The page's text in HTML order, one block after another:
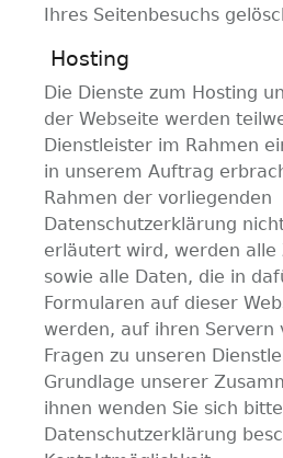
Ihres Seitenbesuchs
Hosting
Die Dienste zum Hosting
der Webseite werden
Dienstleister im Rahmen
in unserem Auftrag
Rahmen der vorliegenden
Datenschutzerklärung
erläutert wird, werden alle
sowie alle Daten, die in
Formularen auf dieser
werden, auf ihren Servern
Fragen zu unseren
Grundlage unserer
ihnen wenden Sie sich
Datenschutzerklärung